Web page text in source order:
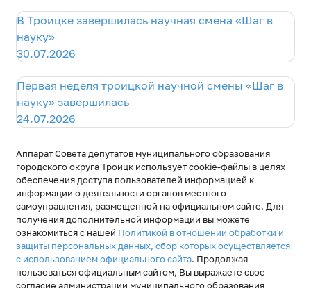
В Троицке завершилась научная смена «Шаг в
науку»
30.07.2026
Первая неделя троицкой научной смены «Шаг в
науку» завершилась
24.07.2026
Научная смена «Шаг в науку» - стартовала
17.07.2026
Аппарат Совета депутатов муниципального образования
городского округа Троицк использует cookie-файлы в целях
обеспечения доступа пользователей информацией к
информации о деятельности органов местного
самоуправления, размещенной на официальном сайте. Для
получения дополнительной информации вы можете
ознакомиться с нашей Политикой в отношении обработки и
защиты персональных данных, сбор которых осуществляется
с использованием официального сайта. Продолжая
пользоваться официальным сайтом, Вы выражаете свое
согласие администрации муниципального образования